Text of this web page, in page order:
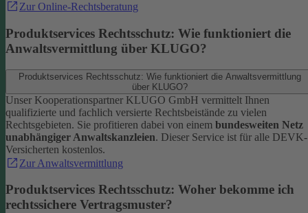
Zur Online-Rechtsberatung
Produktservices Rechtsschutz: Wie funktioniert die
Anwaltsvermittlung über KLUGO?
Produktservices Rechtsschutz: Wie funktioniert die Anwaltsvermittlung
über KLUGO?
Unser Kooperationspartner KLUGO GmbH vermittelt Ihnen
qualifizierte und fachlich versierte Rechtsbeistände zu vielen
Rechtsgebieten. Sie profitieren dabei von einem bundesweiten Netz
unabhängiger Anwaltskanzleien. Dieser Service ist für alle DEVK-
Versicherten kostenlos.
Zur Anwaltsvermittlung
Produktservices Rechtsschutz: Woher bekomme ich
rechtssichere Vertragsmuster?